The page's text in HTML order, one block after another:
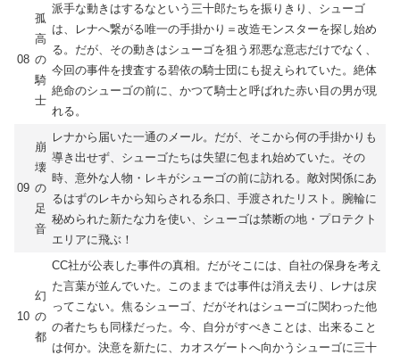
08
孤
高
の
騎
士
派手な動きはするなという三十郎たちを振りきり、シューゴ
は、レナへ繋がる唯一の手掛かり＝改造モンスターを探し始め
る。だが、その動きはシューゴを狙う邪悪な意志だけでなく、
今回の事件を捜査する碧依の騎士団にも捉えられていた。絶体
絶命のシューゴの前に、かつて騎士と呼ばれた赤い目の男が現
れる。
09
崩
壊
の
足
音
レナから届いた一通のメール。だが、そこから何の手掛かりも
導き出せず、シューゴたちは失望に包まれ始めていた。その
時、意外な人物・レキがシューゴの前に訪れる。敵対関係にあ
るはずのレキから知らされる糸口、手渡されたリスト。腕輪に
秘められた新たな力を使い、シューゴは禁断の地・プロテクト
エリアに飛ぶ！
10
幻
の
都
CC社が公表した事件の真相。だがそこには、自社の保身を考え
た言葉が並んでいた。このままでは事件は消え去り、レナは戻
ってこない。焦るシューゴ、だがそれはシューゴに関わった他
の者たちも同様だった。今、自分がすべきことは、出来ること
は何か。決意を新たに、カオスゲートへ向かうシューゴに三十